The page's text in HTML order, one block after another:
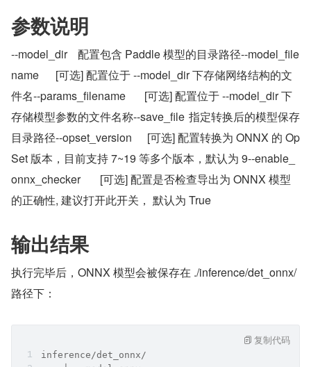
参数说明
--model_dir	配置包含 Paddle 模型的目录路径--model_file
name	[可选] 配置位于 --model_dir 下存储网络结构的文
件名--params_filename	[可选] 配置位于 --model_dir 下
存储模型参数的文件名称--save_file	指定转换后的模型保存
目录路径--opset_version	 [可选] 配置转换为 ONNX 的 Op
Set 版本，目前支持 7~19 等多个版本，默认为 9--enable_
onnx_checker	[可选] 配置是否检查导出为 ONNX 模型
的正确性, 建议打开此开关， 默认为 True
输出结果
执行完毕后，ONNX 模型会被保存在 ./inference/det_onnx/
路径下：
inference/det_onnx/
复制代码